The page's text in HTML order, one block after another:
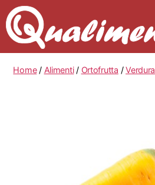
Home/ Alimenti/ Ortofrutta /Verdura